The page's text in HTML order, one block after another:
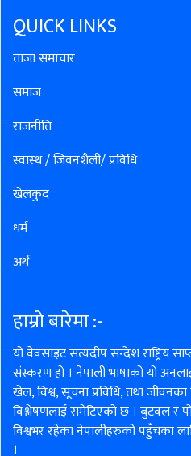
QUICK LINKS
ताजा समाचार
समाज
राजनीति
स्वास्थ / जिवनशैली/ प्रविधि
खेलकुद
धर्म
अर्थ
हाम्रो बारेमा :-
यो वेवसाइट सत्यदीप सन्देश राष्ट्रिय
संस्करण हो । नेपाली भाषाको यो
खेल, विश्व, सूचना प्रविधि, तथा
विश्लेषणलाई समेटिएको छ । बुटवल र
विश्वभर रहेका नेपालीहरुको पहुँचका
।